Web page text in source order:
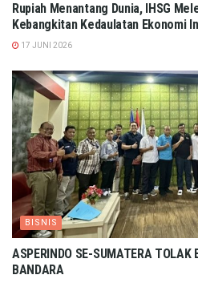
Rupiah Menantang Dunia, IHSG
Kebangkitan Kedaulatan Ekonomi
17 JUNI 2026
BISNIS
ASPERINDO SE-SUMATERA TOLAK
BANDARA